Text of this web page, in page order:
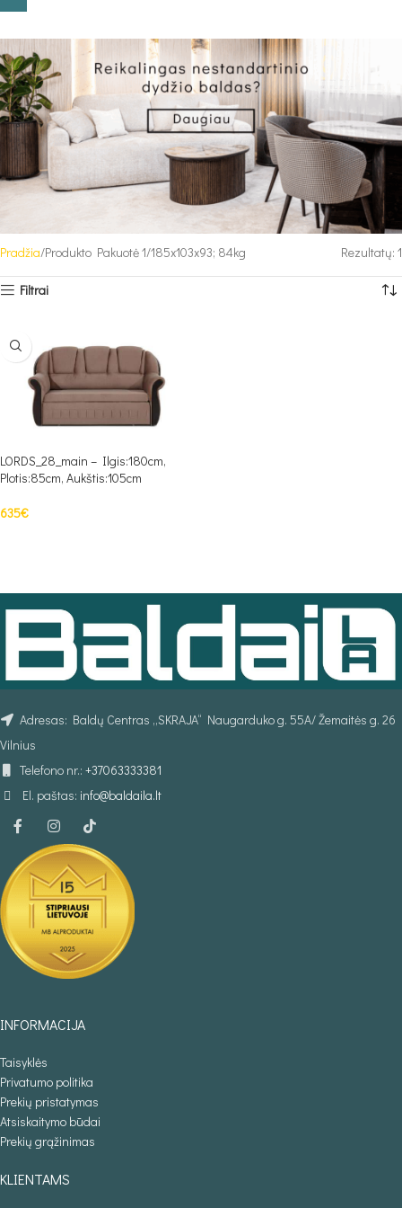
Pradžia Produkto Pakuotė 1 185x103x93; 84kg Rezultatų: 1
Filtrai
LORDS_28_main – Ilgis:180cm,
Plotis:85cm, Aukštis:105cm
635€
Adresas: Baldų Centras „SKRAJA“ Naugarduko g. 55A/ Žemaitės g. 26
Vilnius
Telefono nr.: +37063333381
El. paštas: info@baldaila.lt
INFORMACIJA
Taisyklės
Privatumo politika
Prekių pristatymas
Atsiskaitymo būdai
Prekių grąžinimas
KLIENTAMS